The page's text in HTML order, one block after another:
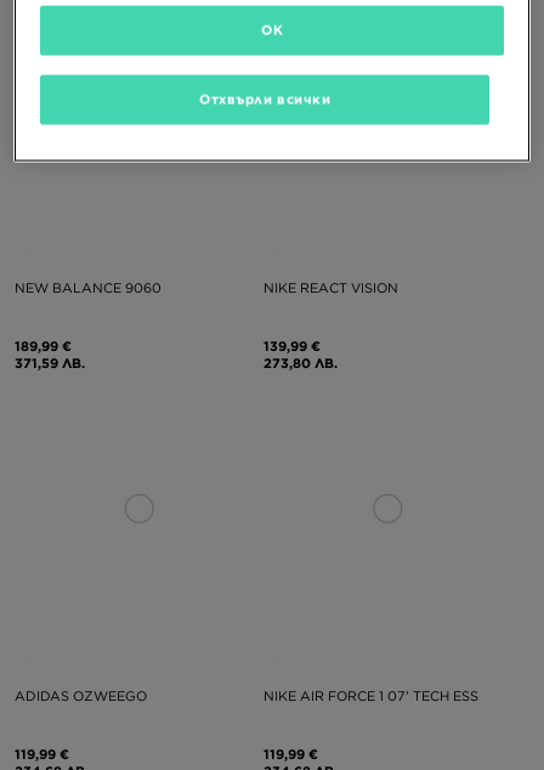
NEW BALANCE 9060
189,99 €
371,59 ЛВ.
NIKE REACT VISION
139,99 €
273,80 ЛВ.
ADIDAS OZWEEGO
119,99 €
NIKE AIR FORCE 1 07' TECH ESS
119,99 €
Отхвърли всички
OK